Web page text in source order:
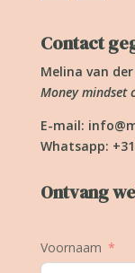
Contact
Melina van
Money mindset
E-mail:
Whatsapp:
Ontvang
Voornaam